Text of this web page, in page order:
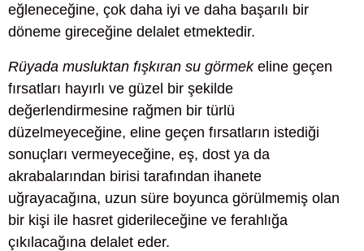
eğleneceğine, çok daha iyi ve daha başarılı bir
döneme gireceğine delalet etmektedir.
Rüyada musluktan fışkıran su görmekeline geçen
fırsatları hayırlı ve güzel bir şekilde
değerlendirmesine rağmen bir türlü
düzelmeyeceğine, eline geçen fırsatların istediği
sonuçları vermeyeceğine, eş, dost ya da
akrabalarından birisi tarafından ihanete
uğrayacağına, uzun süre boyunca görülmemiş olan
bir kişi ile hasret giderileceğine ve ferahlığa
çıkılacağına delalet eder.